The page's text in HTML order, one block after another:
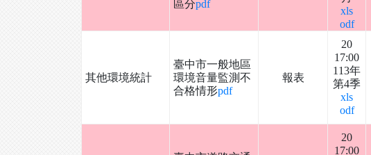
區分pdf
xls
odf
其他環境統計
臺中市一般地區
環境音量監測不
合格情形pdf
報表
20
17:00
113年
第4季
xls
odf
20
17:00